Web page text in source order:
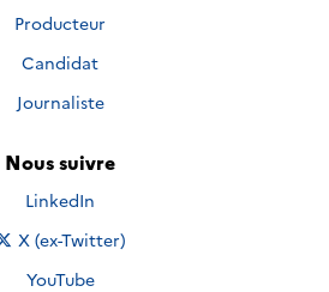
Producteur
Candidat
Journaliste
Nous suivre
Nous suivre sur
LinkedIn
Nous suivre sur
X (ex-Twitter)
Nous suivre sur
YouTube